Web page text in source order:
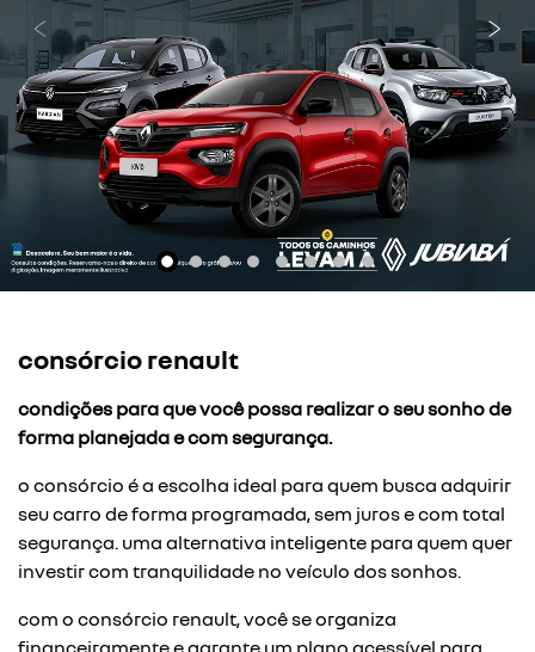
templates.template-
consórcio renault
condições para que você possa realizar o seu sonho de
forma planejada e com segurança.
o consórcio é a escolha ideal para quem busca adquirir
seu carro de forma programada, sem juros e com total
segurança. uma alternativa inteligente para quem quer
investir com tranquilidade no veículo dos sonhos.
com o consórcio renault, você se organiza
financeiramente e garante um plano acessível para